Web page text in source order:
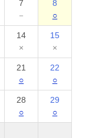
7
－
8
○
14
×
15
×
21
○
22
○
28
○
29
○